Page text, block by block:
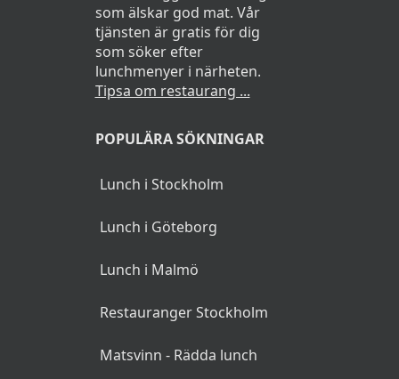
som älskar god mat. Vår
tjänsten är gratis för dig
som söker efter
lunchmenyer i närheten.
Tipsa om restaurang ...
POPULÄRA SÖKNINGAR
Lunch i Stockholm
Lunch i Göteborg
Lunch i Malmö
Restauranger Stockholm
Matsvinn - Rädda lunch